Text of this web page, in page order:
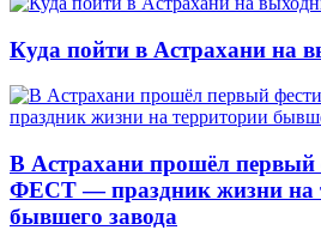
Куда пойти в Астрахани на
В Астрахани прошёл
ФЕСТ — праздник жизни на
бывшего завода